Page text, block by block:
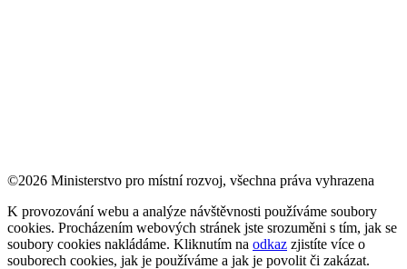
©2026 Ministerstvo pro místní rozvoj, všechna práva vyhrazena
K provozování webu a analýze návštěvnosti používáme soubory
cookies. Procházením webových stránek jste srozuměni s tím, jak se
soubory cookies nakládáme. Kliknutím na odkaz zjistíte více o
souborech cookies, jak je používáme a jak je povolit či zakázat.